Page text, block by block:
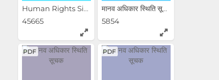
Human Rights Situation...
45665
मानव अधिकार स्थिति सूचक :...
5854
PDF PDF